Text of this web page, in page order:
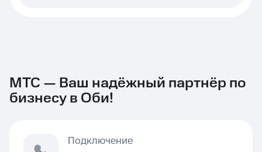
МТС — Ваш надёжный партнёр по
бизнесу в Оби!
Подключение